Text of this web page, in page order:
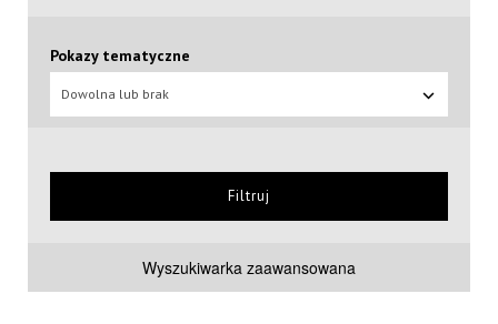
Pokazy tematyczne
Dowolna lub brak
Filtruj
Wyszukiwarka zaawansowana